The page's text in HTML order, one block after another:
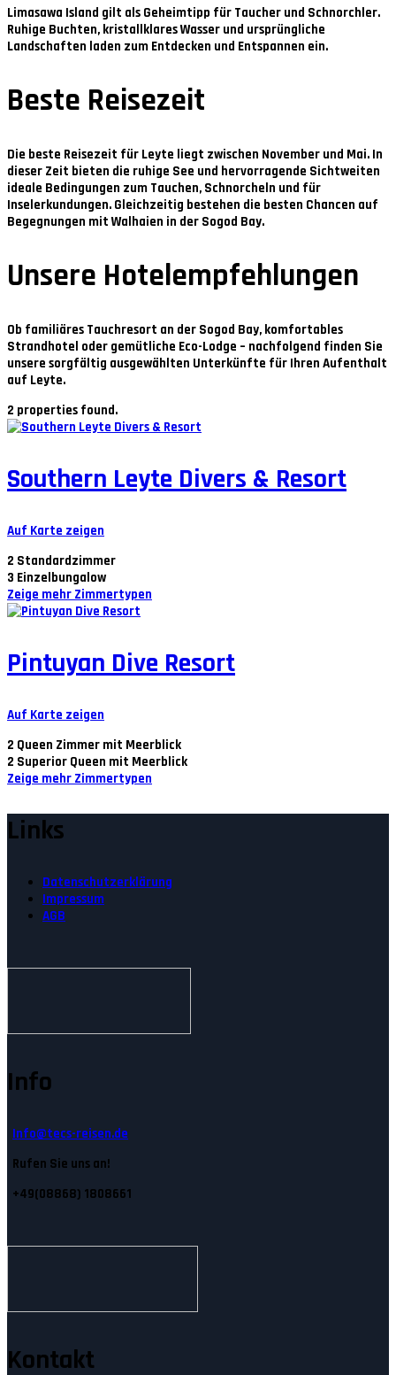
Limasawa Island gilt als Geheimtipp für Taucher und Schnorchler.
Ruhige Buchten, kristallklares Wasser und ursprüngliche
Landschaften laden zum Entdecken und Entspannen ein.
Beste Reisezeit
Die beste Reisezeit für Leyte liegt zwischen November und Mai. In
dieser Zeit bieten die ruhige See und hervorragende Sichtweiten
ideale Bedingungen zum Tauchen, Schnorcheln und für
Inselerkundungen. Gleichzeitig bestehen die besten Chancen auf
Begegnungen mit Walhaien in der Sogod Bay.
Unsere Hotelempfehlungen
Ob familiäres Tauchresort an der Sogod Bay, komfortables
Strandhotel oder gemütliche Eco-Lodge – nachfolgend finden Sie
unsere sorgfältig ausgewählten Unterkünfte für Ihren Aufenthalt
auf Leyte.
2 properties found.
Southern Leyte Divers & Resort
Auf Karte zeigen
2 Standardzimmer
3 Einzelbungalow
Zeige mehr Zimmertypen
Pintuyan Dive Resort
Auf Karte zeigen
2 Queen Zimmer mit Meerblick
2 Superior Queen mit Meerblick
Zeige mehr Zimmertypen
Links
Datenschutzerklärung
Impressum
AGB
Info
Info@tecs-reisen.de
Rufen Sie uns an!
+49(08868) 1808661
Kontakt